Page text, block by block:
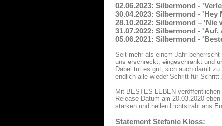
02.06.2023: Silbermond -
30.04.2023: Silbermond -
28.10.2022: Silbermond –
31.07.2022: Silbermond -
05.06.2021: Silbermond -
Seit mehr als einem Jahr
uns erschreckt, eingeschränkt und
Dabei tut es gut, sich auch damit
endlich alle wieder Schritt für Schritt
Mit BESTES LEBEN
Release-Datum am 20.03.2020
starken und hellen Lichtstrahl ans
Statement Stefanie Kloss: